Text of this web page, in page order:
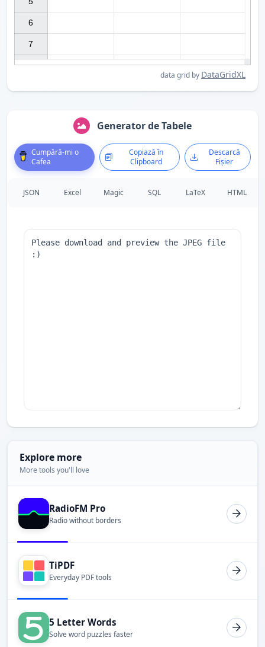
6
7
data grid by DataGridXL
Generator de Tabele
Cumpără-mi o
Cafea
Copiază în
Clipboard
Descarcă
Fișier
JSON Excel Magic SQL LaTeX HTML
Explore more
More tools you'll love
RadioFM Pro
Radio without borders
TiPDF
Everyday PDF tools
5 Letter Words
Solve word puzzles faster